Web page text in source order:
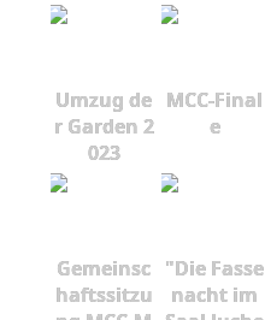
Umzug de
r Garden 2
023
MCC-Final
e
Gemeinsc
haftssitzu
"Die Fasse
nacht im